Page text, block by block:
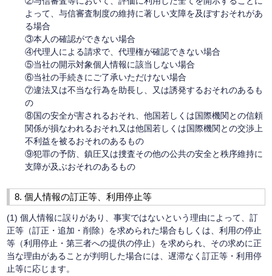
よって、与信審査制度の維持に著しい支障を及ぼすおそれがあ
る場合
③本人の確認ができない場合
④代理人による請求で、代理権が確認できない場合
⑤当社の開示対象個人情報に該当しない場合
⑥当社の手続きにご了承いただけない場合
⑦違法又は不当な行為を助長し、又は誘発するおそれのあるも
の
⑧国の安全が害されるおそれ、他国若しくは国際機関との信頼
関係が損なわれるおそれ又は他国若しくは国際機関との交渉上
不利益を被るおそれのあるもの
⑨犯罪の予防、鎮圧又は捜査その他の公共の安全と秩序維持に
支障が及ぶおそれのあるもの
8. 個人情報の訂正等、利用停止等
(1) 個人情報に誤りがあり、事実ではないという理由によって、訂
正等（訂正・追加・削除）を求められた場合もしくは、利用の停止
等（利用停止・第三者への提供の停止）を求められ、その求めに正
当な理由があることが判明した場合には、遅滞なく訂正等・利用停
止等に応じます。